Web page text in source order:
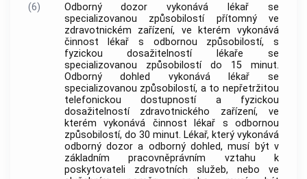
(6)
Odborný dozor vykonává lékař se
specializovanou způsobilostí přítomný ve
zdravotnickém zařízení, ve kterém vykonává
činnost lékař s odbornou způsobilostí, s
fyzickou dosažitelností lékaře se
specializovanou způsobilostí do 15 minut.
Odborný dohled vykonává lékař se
specializovanou způsobilostí, a to nepřetržitou
telefonickou dostupností a fyzickou
dosažitelností zdravotnického zařízení, ve
kterém vykonává činnost lékař s odbornou
způsobilostí, do 30 minut. Lékař, který vykonává
odborný dozor a odborný dohled, musí být v
základním pracovněprávním vztahu k
poskytovateli zdravotních služeb, nebo ve